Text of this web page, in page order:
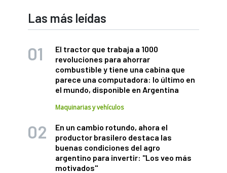
Las más leídas
El tractor que trabaja a 1000
revoluciones para ahorrar
combustible y tiene una cabina que
parece una computadora: lo último en
el mundo, disponible en Argentina
Maquinarias y vehículos
En un cambio rotundo, ahora el
productor brasilero destaca las
buenas condiciones del agro
argentino para invertir: "Los veo más
motivados"